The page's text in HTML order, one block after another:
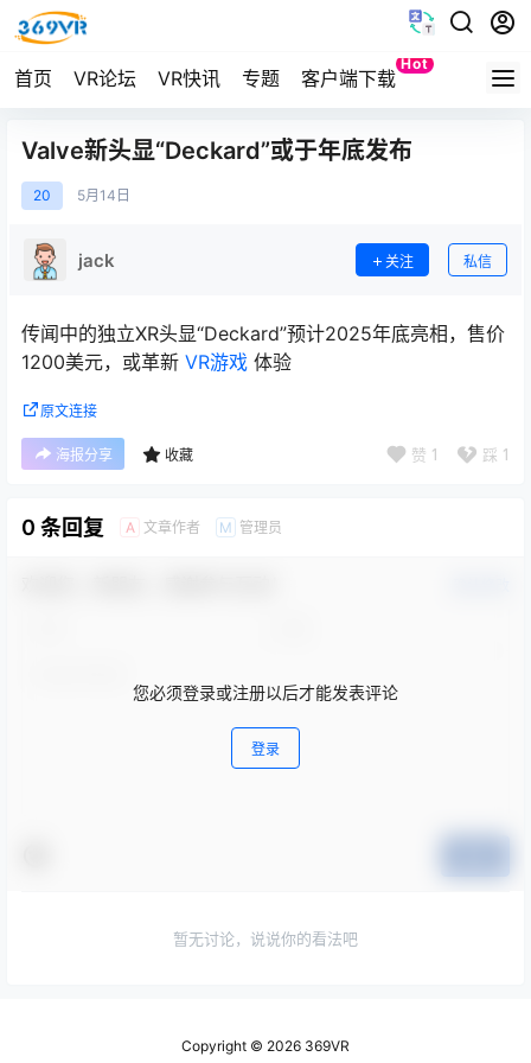
首页 VR论坛 VR快讯 专题 客户端下载
Hot
Quest
Valve新头显“Deckard”或于年底发布
20 5月 14日
jack 关注 私信
传闻中的独立XR头显“Deckard”预计2025年底亮相，售价
1200美元，或革新 VR游戏 体验
原文连接
海报分享 收藏 赞 1 踩 1
0 条回复 A 文章作者 M 管理员
您必须登录或注册以后才能发表评论
登录
暂无讨论，说说你的看法吧
Copyright © 2026 369VR